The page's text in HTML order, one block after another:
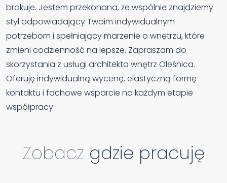
brakuje. Jestem przekonana, że wspólnie znajdziemy
styl odpowiadający Twoim indywidualnym
potrzebom i spełniający marzenie o wnętrzu, które
zmieni codzienność na lepsze. Zapraszam do
skorzystania z usługi architekta wnętrz Oleśnica.
Oferuję indywidualną wycenę, elastyczną formę
kontaktu i fachowe wsparcie na każdym etapie
współpracy.
Zobacz gdzie pracuję